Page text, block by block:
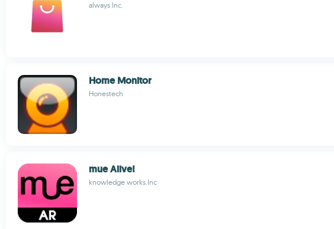
always Inc.
Home Monitor
Honestech
mue Alive!
knowledge works.Inc